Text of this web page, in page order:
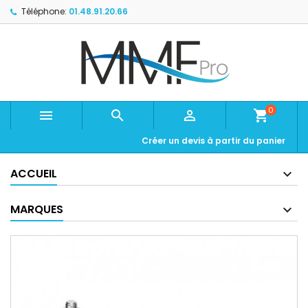
Téléphone: 01.48.91.20.66
   shopping_cart0
Créer un devis à partir du panier
ACCUEIL
MARQUES